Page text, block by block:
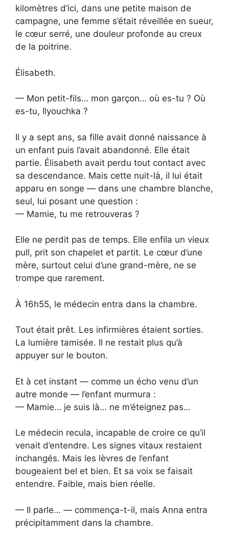
kilomètres d’ici, dans une petite maison de
campagne, une femme s’était réveillée en sueur,
le cœur serré, une douleur profonde au creux
de la poitrine.
Élisabeth.
— Mon petit-fils… mon garçon… où es-tu ? Où
es-tu, Ilyouchka ?
Il y a sept ans, sa fille avait donné naissance à
un enfant puis l’avait abandonné. Elle était
partie. Élisabeth avait perdu tout contact avec
sa descendance. Mais cette nuit-là, il lui était
apparu en songe — dans une chambre blanche,
seul, lui posant une question :
— Mamie, tu me retrouveras ?
Elle ne perdit pas de temps. Elle enfila un vieux
pull, prit son chapelet et partit. Le cœur d’une
mère, surtout celui d’une grand-mère, ne se
trompe que rarement.
À 16h55, le médecin entra dans la chambre.
Tout était prêt. Les infirmières étaient sorties.
La lumière tamisée. Il ne restait plus qu’à
appuyer sur le bouton.
Et à cet instant — comme un écho venu d’un
autre monde — l’enfant murmura :
— Mamie… je suis là… ne m’éteignez pas…
Le médecin recula, incapable de croire ce qu’il
venait d’entendre. Les signes vitaux restaient
inchangés. Mais les lèvres de l’enfant
bougeaient bel et bien. Et sa voix se faisait
entendre. Faible, mais bien réelle.
— Il parle… — commença-t-il, mais Anna entra
précipitamment dans la chambre.